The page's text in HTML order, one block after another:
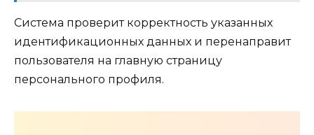
Система проверит корректность указанных
идентификационных данных и перенаправит
пользователя на главную страницу
персонального профиля.